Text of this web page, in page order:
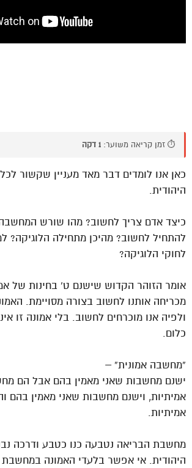
⏱️ זמן קריאה משוער: 1 דקה
כאן אנו לומדים דבר מאד מעניין שקשור
היהודית.
כיצד אדם צריך לחשוב? מהו שורש
להתחיל לחשוב? מהיכן מתחילה הלוגיקה?
לחוקי הלוגיקה?
אומר הזוהר הקדוש שישנם ט’ בחינות של
מכריחה אותנו לחשוב בצורה מסויימת.
ולפיה אנו מוכרחים לחשוב. בלי אמונה זו
כלום.
“מחשבה אמונית” –
ישנם מחשבות שאני מאמין בהם אבל הם
אמיתיות, וישנם מחשבות שאני מאמין בהם
אמיתיות.
מחשבת הבריאה נטבעה כנו כטבע ודרכה
היהודית. אי אפשר בלעדי האמונה